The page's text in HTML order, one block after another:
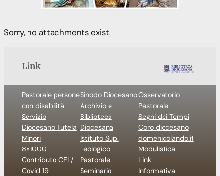
Sorry, no attachments exist.
Link
Pastorale persone
con disabilità
Servizio
Diocesano Tutela
Minori
8×1000
Contributo CEI /
Covid 19
Sinodo Diocesano
Archivio e
Biblioteca
Diocesana
Istituto Sup.
Teologico
Pastorale
Seminario
Osservatorio
Pastorale
Segni dei Tempi
Coro diocesano
domenicolando.it
Modulistica
Link
Informativa